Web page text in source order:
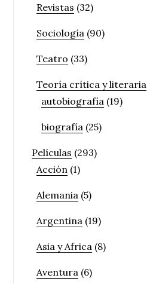
Revistas (32)
Sociología (90)
Teatro (33)
Teoría crítica y literaria
autobiografía (19)
biografía (25)
Películas (293)
Acción (1)
Alemania (5)
Argentina (19)
Asia y Africa (8)
Aventura (6)